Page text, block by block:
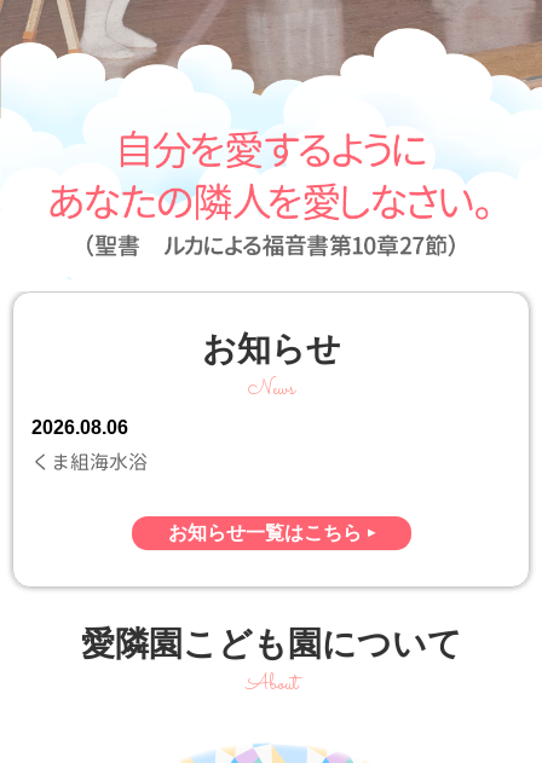
お知らせ
News
2026.08.06
くま組海水浴
お知らせ一覧はこちら
愛隣園こども園について
About